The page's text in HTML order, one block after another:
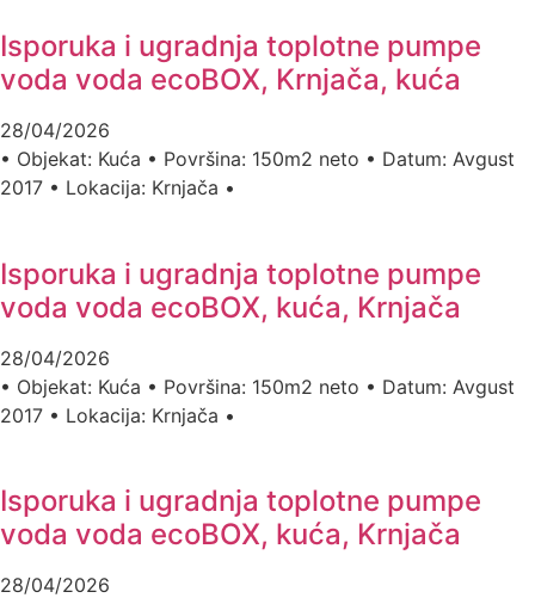
Isporuka i ugradnja toplotne pumpe
voda voda ecoBOX, Krnjača, kuća
28/04/2026
• Objekat: Kuća • Površina: 150m2 neto • Datum: Avgust
2017 • Lokacija: Krnjača •
Isporuka i ugradnja toplotne pumpe
voda voda ecoBOX, kuća, Krnjača
28/04/2026
• Objekat: Kuća • Površina: 150m2 neto • Datum: Avgust
2017 • Lokacija: Krnjača •
Isporuka i ugradnja toplotne pumpe
voda voda ecoBOX, kuća, Krnjača
28/04/2026